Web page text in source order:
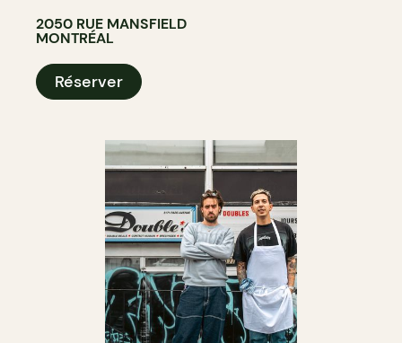
2050 RUE MANSFIELD
MONTRÉAL
Réserver